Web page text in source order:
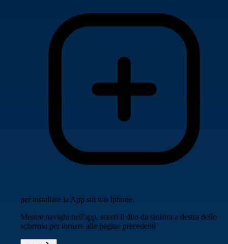
per installare la App sul tuo Iphone.
Mentre navighi nell'app, scorri il dito da sinistra a destra dello
schermo per tornare alle pagine precedenti